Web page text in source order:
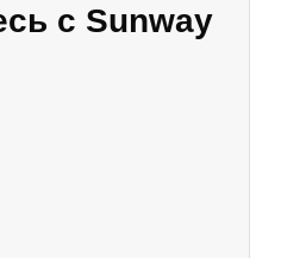
с Sunway